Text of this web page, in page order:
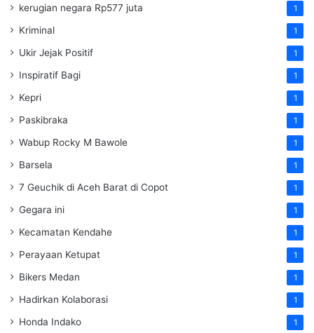
kerugian negara Rp577 juta 1
Kriminal 1
Ukir Jejak Positif 1
Inspiratif Bagi 1
Kepri 1
Paskibraka 1
Wabup Rocky M Bawole 1
Barsela 1
7 Geuchik di Aceh Barat di Copot 1
Gegara ini 1
Kecamatan Kendahe 1
Perayaan Ketupat 1
Bikers Medan 1
Hadirkan Kolaborasi 1
Honda Indako 1